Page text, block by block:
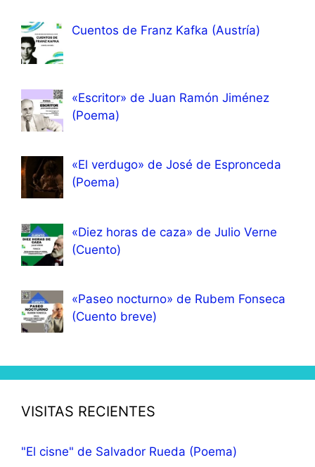
Cuentos de Franz Kafka (Austría)
«Escritor» de Juan Ramón Jiménez
(Poema)
«El verdugo» de José de Espronceda
(Poema)
«Diez horas de caza» de Julio Verne
(Cuento)
«Paseo nocturno» de Rubem Fonseca
(Cuento breve)
VISITAS RECIENTES
"El cisne" de Salvador Rueda (Poema)